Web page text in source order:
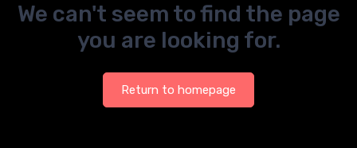
We can't seem to find the page
you are looking for.
Return to homepage